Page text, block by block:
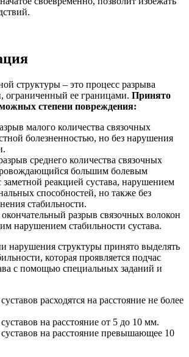
структуры – это процесс разрыва
ограниченный ее границами. Принято
степени повреждения:
малого количества связочных
болезненностью, но без нарушения
среднего количества связочных
большим болевым
реакцией сустава, нарушением
способностей, но также без
стабильности.
окончательный разрыв связочных волокон
нарушением стабильности сустава.
нарушения структуры принято выделять
которая проявляется подчас
с помощью специальных заданий и
расходятся на расстояние не более
на расстояние от 5 до 10 мм.
на расстояние превышающее 10